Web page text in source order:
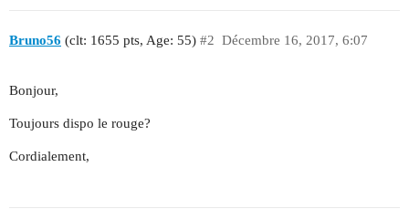
Bruno56 (clt: 1655 pts, Age: 55) Décembre 16, 2017, 6:07
#2
Bonjour,
Toujours dispo le rouge?
Cordialement,